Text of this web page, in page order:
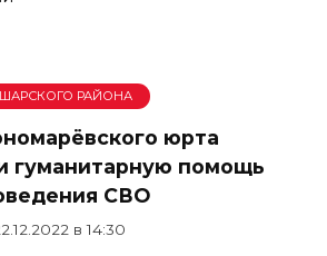
РАЙОНА
юрта
гуманитарную помощь
СВО
в 14:30